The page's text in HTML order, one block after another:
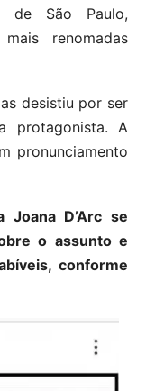
de São Paulo,
renomadas
desistiu por ser
protagonista. A
pronunciamento
Joana D’Arc se
o assunto e
conforme